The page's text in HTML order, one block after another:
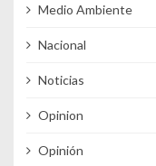
Medio Ambiente
Nacional
Noticias
Opinion
Opinión